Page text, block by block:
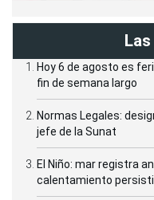
Hoy 6 de agosto es
fin de semana largo
Normas Legales:
jefe de la Sunat
El Niño: mar registra
calentamiento